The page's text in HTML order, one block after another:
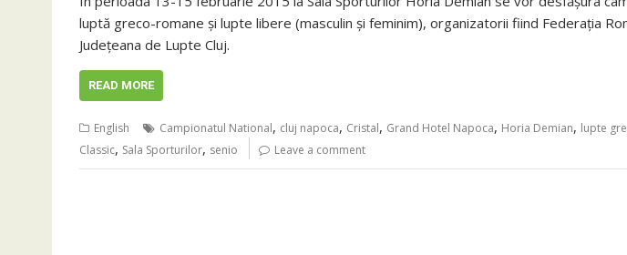
luptă greco-romane și lupte libere (masculin și feminim), organizatorii fiind Federația
Județeana de Lupte Cluj.
READ MORE
English Campionatul National, cluj napoca, Cristal, Grand Hotel Napoca, Horia Demian, lupte
Classic, Sala Sporturilor, senio Leave a comment